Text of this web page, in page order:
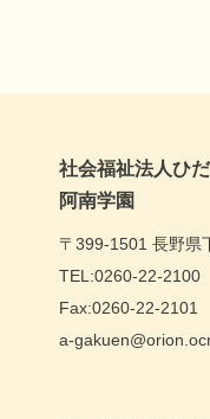
社会福祉法人ひ
阿南学園
〒399-1501 長野県
TEL:0260-22-2100
Fax:0260-22-2101
a-